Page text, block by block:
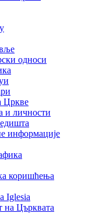
односи
Цркве
и личности
информације
коришћења
Iglesia
на Църквата